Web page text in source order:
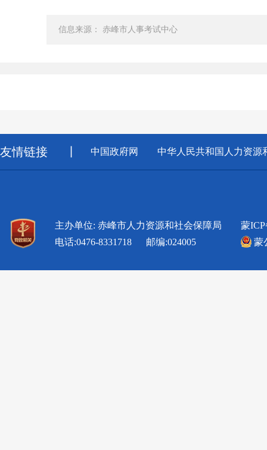
信息来源： 赤峰市人事考试中心
友情链接 中国政府网 中华人民共和国人力资源
主办单位: 赤峰市人力资源和社会保障局
电话:0476-8331718 邮编:024005
蒙ICP
蒙